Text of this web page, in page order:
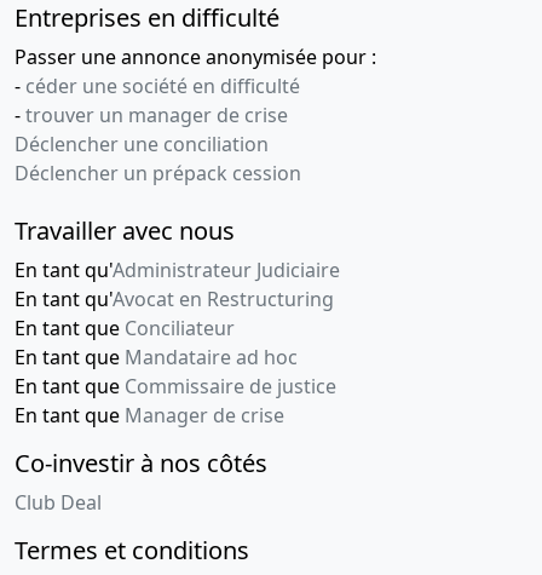
Entreprises en difficulté
Passer une annonce anonymisée pour :
- céder une société en difficulté
-trouver un manager de crise
Déclencher une conciliation
Déclencher un prépack cession
Travailler avec nous
En tant qu'Administrateur Judiciaire
En tant qu'Avocat en Restructuring
En tant que Conciliateur
En tant que Mandataire ad hoc
En tant que Commissaire de justice
En tant que Manager de crise
Co-investir à nos côtés
Club Deal
Termes et conditions